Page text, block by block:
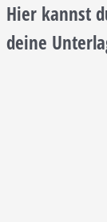
Hier kannst
deine